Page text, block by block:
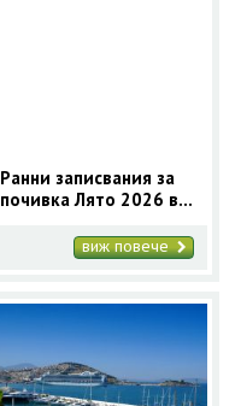
Ранни записвания за
почивка Лято 2026 в
нощувки виж повече